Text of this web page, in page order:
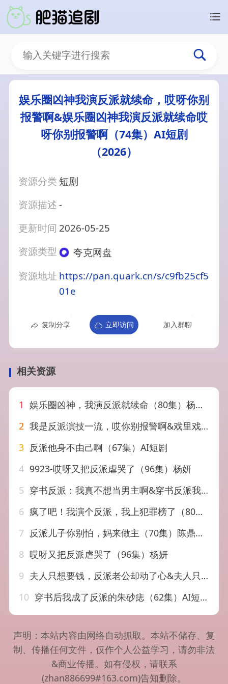
娱乐圈凶神我演反派就续命，哎呀你别
报警啊&娱乐圈凶神我演反派就续命哎
呀你别报警啊（74集）AI短剧
（2026）
资源分类 短剧
资源描述-
更新时间 2026-05-25
资源类型
夸克网盘
资源地址 https://pan.quark.cn/s/c9fb25cf5
01e
复制分享 立即访问 加入群聊
相关资源
1 娱乐圈凶神，我演反派就续命（80集）杨汐&姜山
2 我是反派演技一流，哎你别报警啊&戏里戏外（54集）钟孟豪&杨苏淇
3 反派他身不由己啊（67集）AI短剧
4 9923-哎呀又把反派虐哭了（96集）杨妍
5 穿书反派：我真不想当男主啊&穿书反派我真不想当男主啊（76集）AI短剧
6 疯了吧！我演个反派，我上犯罪榜了（80集）皮德胜＆王姝懿
7 反派儿子你别怕，妈来做主（70集）陈鼎新&吕钊
8 哎呀又把反派虐哭了（96集）杨妍
9 夫人只想要钱，反派老公却动了心&夫人只想要钱反派老公却动了心（88集）AI短剧
10 穿书后我成了反派的朱砂痣（62集）AI短剧
声明：本站内容由网络自动抓取。本站不储存、复
制、传播任何文件，仅作个人公益学习，请勿非法
&商业传播。如有侵权，请联系
(zhan886699#163.com)告知删除。